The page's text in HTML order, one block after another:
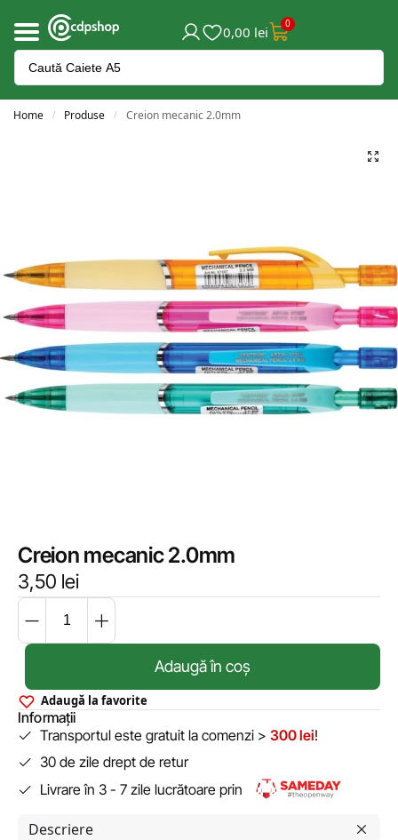
0,00 lei 0
Home / Produse / Creion mecanic 2.0mm
Creion mecanic 2.0mm
3,50 lei
Adaugă în coș
Adaugă la favorite
Informații
Transportul este gratuit la comenzi > 300 lei!
30 de zile drept de retur
Livrare în 3 - 7 zile lucrătoare prin
Descriere